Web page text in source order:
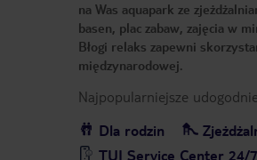
na Was aquapark ze
basen, plac zabaw, zajęcia w
Błogi relaks zapewni
międzynarodowej.
Najpopularniejsze
Dla rodzin
TUI Service Center 24/